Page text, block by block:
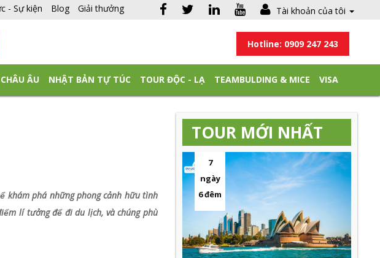
- Sự kiện Blog Giải thưởng Tài khoản của tôi
Hotline: 0909 247 243
ÂU NHẬT BẢN TỰ TÚC TOUR ĐỘC - LẠ TEAMBULDING & MICE VISA
khám phá những phong cảnh hữu tình
lí tưởng để đi du lịch, và chúng phù
TOUR MỚI NHẤT
7
ngày
6 đêm